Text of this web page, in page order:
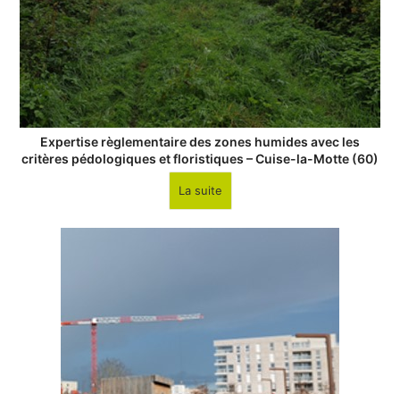
Expertise règlementaire des zones humides avec les
critères pédologiques et floristiques – Cuise-la-Motte (60)
La suite